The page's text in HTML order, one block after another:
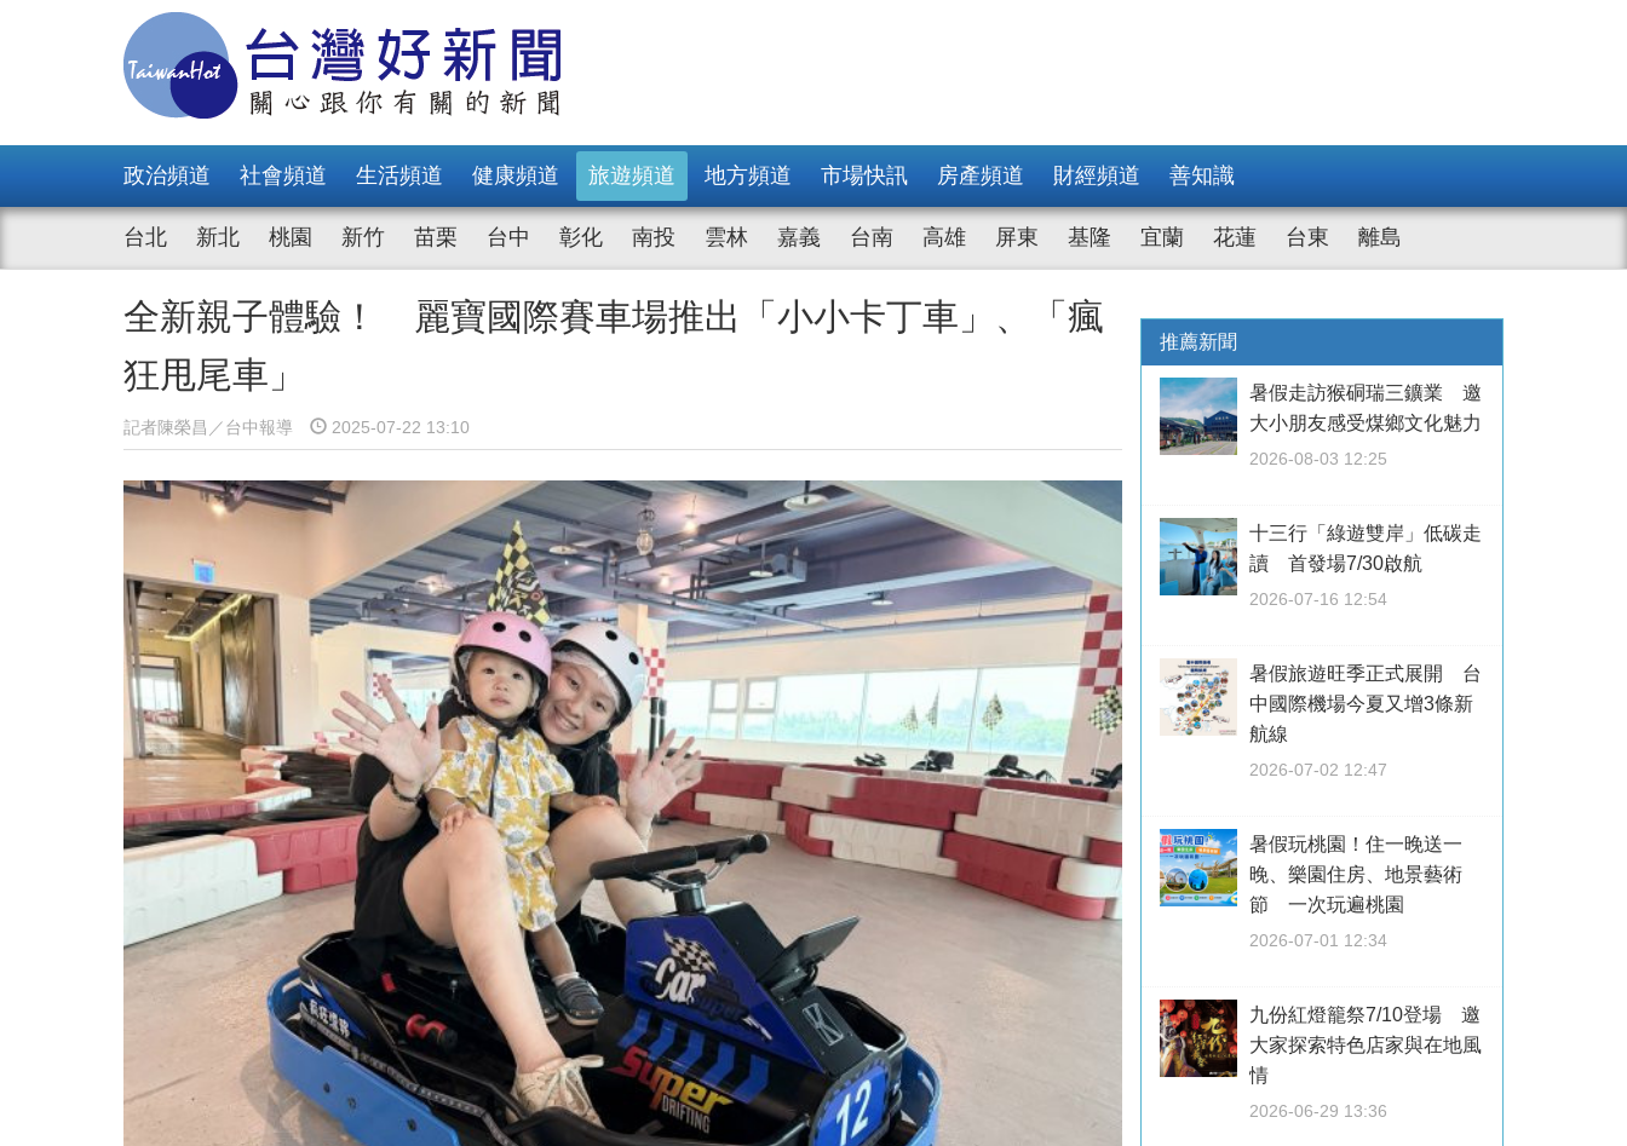
政治頻道 社會頻道 生活頻道 健康頻道 旅遊頻道 地方頻道 市場快訊 房產頻道 財經頻道 善知識
台北 新北 桃園 新竹 苗栗 台中 彰化 南投 雲林 嘉義 台南 高雄 屏東 基隆 宜蘭 花蓮 台東 離島
全新親子體驗！ 麗寶國際賽車場推出「小小卡丁車」、「瘋
狂甩尾車」
記者陳榮昌／台中報導 2025-07-22 13:10
推薦新聞
暑假走訪猴硐瑞三鑛業 邀
大小朋友感受煤鄉文化魅力
2026-08-03 12:25
十三行「綠遊雙岸」低碳走
讀 首發場7/30啟航
2026-07-16 12:54
暑假旅遊旺季正式展開 台
中國際機場今夏又增3條新
航線
2026-07-02 12:47
暑假玩桃園！住一晚送一
晚、樂園住房、地景藝術
節 一次玩遍桃園
2026-07-01 12:34
九份紅燈籠祭7/10登場 邀
大家探索特色店家與在地風
情
2026-06-29 13:36